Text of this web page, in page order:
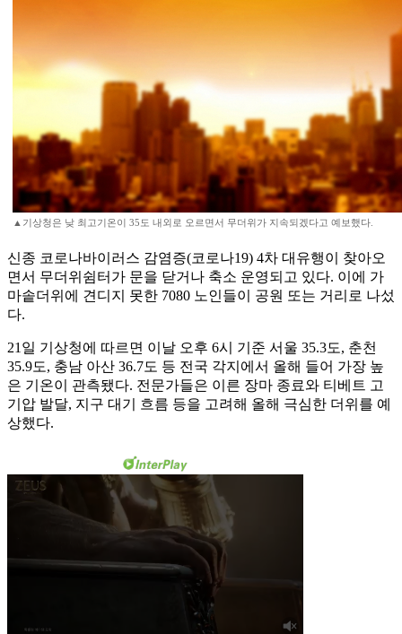
▲기상청은 낮 최고기온이 35도 내외로 오르면서 무더위가 지속되겠다고 예보했다.
신종 코로나바이러스 감염증(코로나19) 4차 대유행이 찾아오
면서 무더위쉼터가 문을 닫거나 축소 운영되고 있다. 이에 가
마솥더위에 견디지 못한 7080 노인들이 공원 또는 거리로 나섰
다.
21일 기상청에 따르면 이날 오후 6시 기준 서울 35.3도, 춘천
35.9도, 충남 아산 36.7도 등 전국 각지에서 올해 들어 가장 높
은 기온이 관측됐다. 전문가들은 이른 장마 종료와 티베트 고
기압 발달, 지구 대기 흐름 등을 고려해 올해 극심한 더위를 예
상했다.